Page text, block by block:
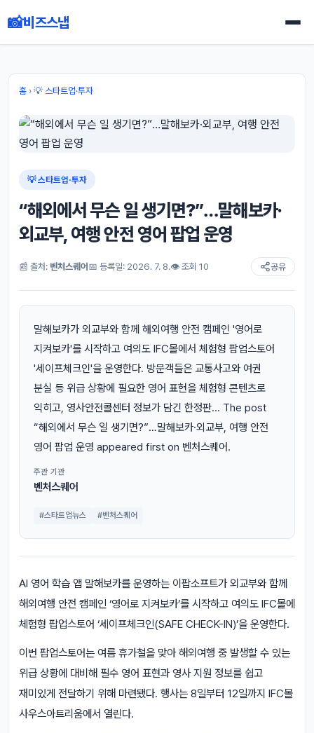
📸비즈스냅
홈› 💡 스타트업·투자
💡 스타트업·투자
“해외에서 무슨 일 생기면?”…말해보카·
외교부, 여행 안전 영어 팝업 운영
📰 출처: 벤처스퀘어📅 등록일: 2026. 7. 8.👁 조회 10 공유
말해보카가 외교부와 함께 해외여행 안전 캠페인 '영어로
지켜보카'를 시작하고 여의도 IFC몰에서 체험형 팝업스토어
'세이프체크인'을 운영한다. 방문객들은 교통사고와 여권
분실 등 위급 상황에 필요한 영어 표현을 체험형 콘텐츠로
익히고, 영사안전콜센터 정보가 담긴 한정판... The post
“해외에서 무슨 일 생기면?”…말해보카·외교부, 여행 안전
영어 팝업 운영 appeared first on 벤처스퀘어.
주관 기관
벤처스퀘어
#스타트업뉴스 #벤처스퀘어
AI 영어 학습 앱 말해보카를 운영하는 이팝소프트가 외교부와 함께
해외여행 안전 캠페인 ‘영어로 지켜보카’를 시작하고 여의도 IFC몰에
체험형 팝업스토어 ‘세이프체크인(SAFE CHECK-IN)’을 운영한다.
이번 팝업스토어는 여름 휴가철을 맞아 해외여행 중 발생할 수 있는
위급 상황에 대비해 필수 영어 표현과 영사 지원 정보를 쉽고
재미있게 전달하기 위해 마련됐다. 행사는 8일부터 12일까지 IFC몰
사우스아트리움에서 열린다.